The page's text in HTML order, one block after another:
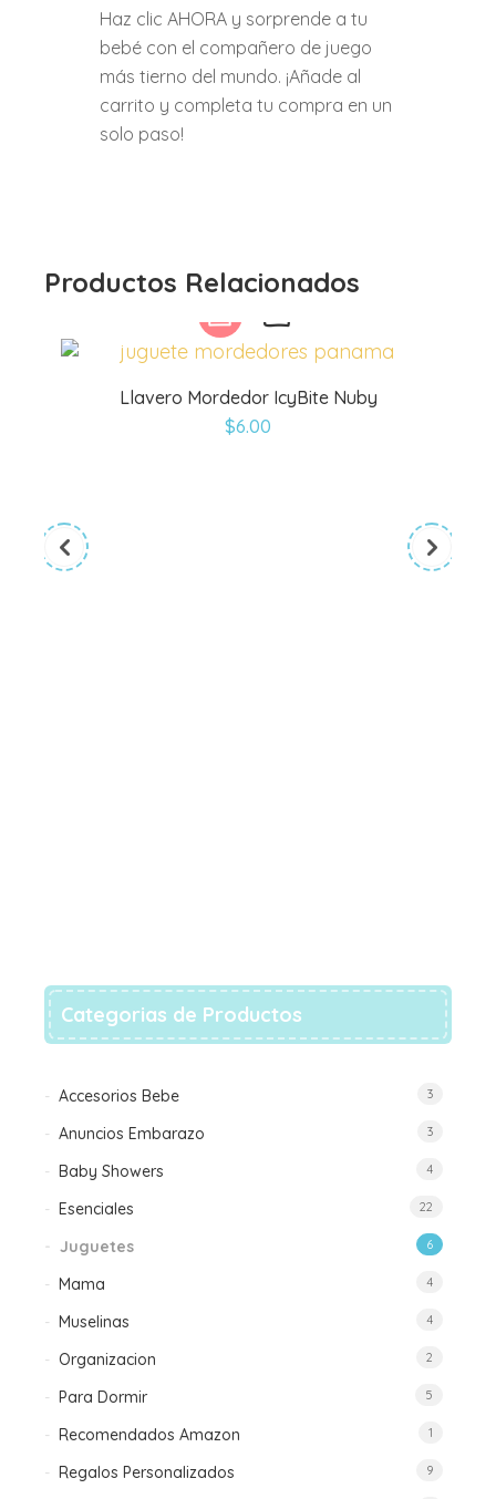
Haz clic AHORA y sorprende a tu
bebé con el compañero de juego
más tierno del mundo. ¡Añade al
carrito y completa tu compra en un
solo paso!
Productos Relacionados
Llavero Mordedor IcyBite Nuby
$6.00
Categorias de Productos
Accesorios Bebe 3
Anuncios Embarazo 3
Baby Showers 4
Esenciales 22
Juguetes 6
Mama 4
Muselinas 4
Organizacion 2
Para Dormir 5
Recomendados Amazon 1
Regalos Personalizados 9